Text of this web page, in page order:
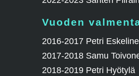
Vuoden
2016-2017 Petri
2017-2018 Samu
2018-2019 Petri Hyötylä